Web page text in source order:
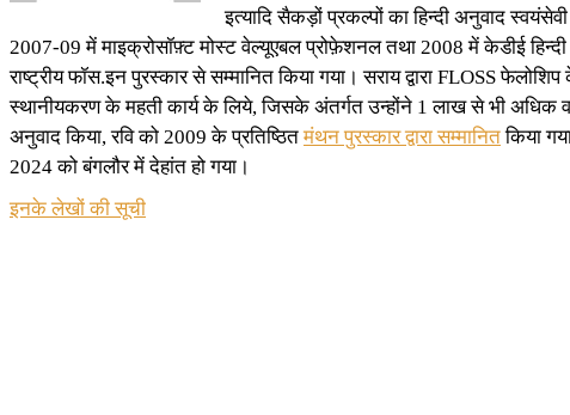
इत्यादि सैकड़ों प्रकल्पों का हिन्दी अनुवाद
2007-09 में माइक्रोसॉफ़्ट मोस्ट वेल्यूएबल प्रोफ़ेशनल तथा 2008 में केडीई हिन्दी
राष्ट्रीय फॉस.इन पुरस्कार से सम्मानित किया गया। सराय द्वारा FLOSS
स्थानीयकरण के महती कार्य के लिये, जिसके अंतर्गत उन्होंने 1 लाख से भी अधिक
अनुवाद किया, रवि को 2009 के प्रतिष्ठितमंथन पुरस्कार द्वारा सम्मानितकिया
2024 को बंगलौर में देहांत हो गया।
इनके लेखों की सूची